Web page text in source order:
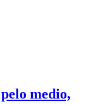
medio,